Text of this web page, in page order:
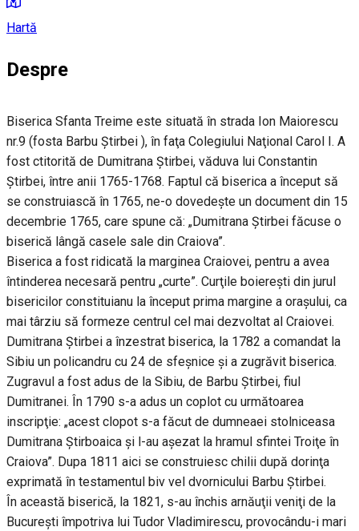
Hartă
Despre
Biserica Sfanta Treime este situată în strada Ion Maiorescu
nr.9 (fosta Barbu Ştirbei ), în faţa Colegiului Naţional Carol I. A
fost ctitorită de Dumitrana Ştirbei, văduva lui Constantin
Ştirbei, între anii 1765-1768. Faptul că biserica a început să
se construiască în 1765, ne-o dovedeşte un document din 15
decembrie 1765, care spune că: „Dumitrana Ştirbei făcuse o
biserică lângă casele sale din Craiova”.
Biserica a fost ridicată la marginea Craiovei, pentru a avea
întinderea necesară pentru „curte”. Curţile boiereşti din jurul
bisericilor constituianu la început prima margine a oraşului, ca
mai târziu să formeze centrul cel mai dezvoltat al Craiovei.
Dumitrana Ştirbei a înzestrat biserica, la 1782 a comandat la
Sibiu un policandru cu 24 de sfeşnice şi a zugrăvit biserica.
Zugravul a fost adus de la Sibiu, de Barbu Ştirbei, fiul
Dumitranei. În 1790 s-a adus un coplot cu următoarea
inscripţie: „acest clopot s-a făcut de dumneaei stolniceasa
Dumitrana Ştirboaica şi l-au aşezat la hramul sfintei Troiţe în
Craiova”. Dupa 1811 aici se construiesc chilii după dorinţa
exprimată în testamentul biv vel dvornicului Barbu Ştirbei.
În această biserică, la 1821, s-au închis arnăuţii veniţi de la
Bucureşti împotriva lui Tudor Vladimirescu, provocându-i mari